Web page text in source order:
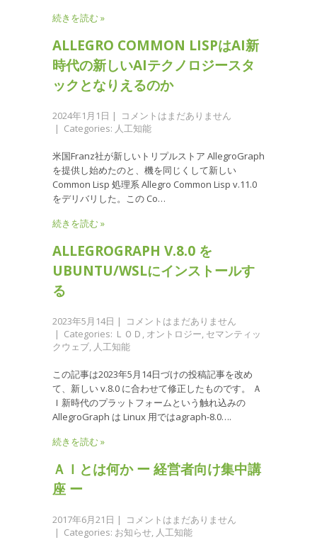
続きを読む »
ALLEGRO COMMON LISPはAI新
時代の新しいAIテクノロジースタ
ックとなりえるのか
2024年1月1日 |
コメントはまだありません
| Categories: 人工知能
米国Franz社が新しいトリプルストア AllegroGraph
を提供し始めたのと、機を同じくして新しい
Common Lisp 処理系 Allegro Common Lisp v.11.0
をデリバリした。この Co…
続きを読む »
ALLEGROGRAPH V.8.0 を
UBUNTU/WSLにインストールす
る
2023年5月14日 |
コメントはまだありません
| Categories: ＬＯＤ オントロジー セマンティッ
クウェブ 人工知能
この記事は2023年5月14日づけの投稿記事を改め
て、新しい v.8.0 に合わせて修正したものです。 Ａ
Ｉ新時代のプラットフォームという触れ込みの
AllegroGraph は Linux 用ではagraph-8.0….
続きを読む »
ＡＩとは何か ー 経営者向け集中講
座 ー
2017年6月21日 |
コメントはまだありません
| Categories: お知らせ 人工知能